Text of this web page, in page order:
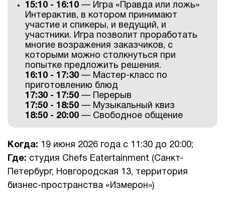
15:10 - 16:10 — Игра «Правда или ложь»
Интерактив, в котором принимают
участие и спикеры, и ведущий, и
участники. Игра позволит проработать
многие возражения заказчиков, с
которыми можно столкнуться при
попытке предложить решения.
16:10 - 17:30 — Мастер-класс по
приготовлению блюд
17:30 - 17:50 — Перерыв
17:50 - 18:50 — Музыкальный квиз
18:50 - 20:00 — Свободное общение
Когда: 19 июня 2026 года с 11:30 до 20:00;
Где: студия Chefs Eatertainment (Санкт-
Петербург, Новгородская 13, территория
бизнес-пространства «Измерон»)